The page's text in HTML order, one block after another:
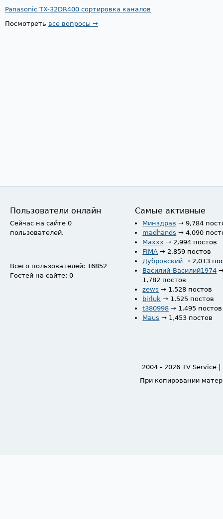
Panasonic TX-32DR400 сортировка каналов
Посмотреть все вопросы →
Пользователи онлайн
Сейчас на сайте 0
пользователей.
Всего пользователей: 16852
Гостей на сайте: 0
Самые активные
Минздрав → 9,784
madhands → 4,090
Maxxx → 2,994 постов
FIMA → 2,859 постов
Дубровский → 2,013
Василий-Василий1974
1,782 постов
zews → 1,528 постов
birluk → 1,525 постов
t380998 → 1,495 постов
Maus → 1,453 постов
2004 - 2026 TV Service |
При копировании